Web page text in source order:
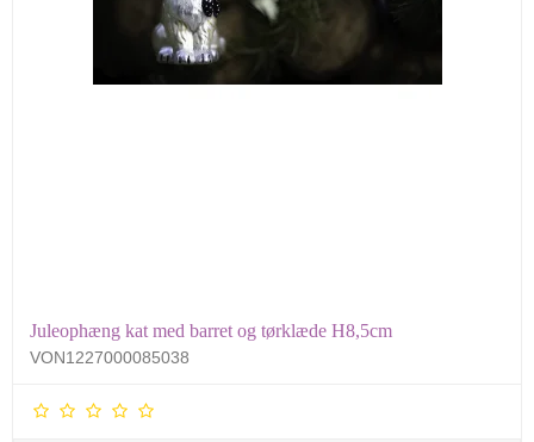
Juleophæng kat med barret og tørklæde H8,5cm
VON1227000085038